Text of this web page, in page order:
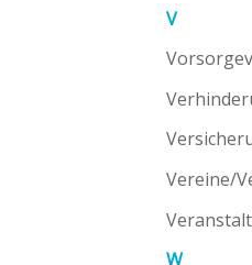
V
Vereine/
W